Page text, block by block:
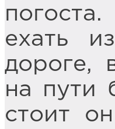
ехать
дороге,
на пути
стоит